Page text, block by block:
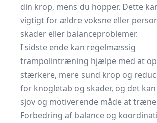
din krop, mens du hopper. Dette
vigtigt for ældre voksne eller
skader eller balanceproblemer.
I sidste ende kan regelmæssig
trampolintræning hjælpe med at
stærkere, mere sund krop og
for knogletab og skader, og det
sjov og motiverende måde at
Forbedring af balance og